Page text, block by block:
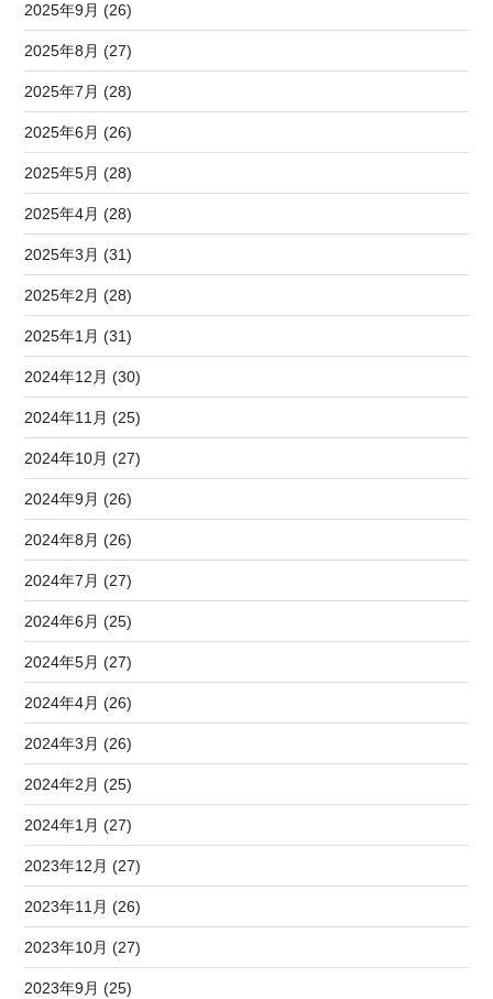
2025年9月 (26)
2025年8月 (27)
2025年7月 (28)
2025年6月 (26)
2025年5月 (28)
2025年4月 (28)
2025年3月 (31)
2025年2月 (28)
2025年1月 (31)
2024年12月 (30)
2024年11月 (25)
2024年10月 (27)
2024年9月 (26)
2024年8月 (26)
2024年7月 (27)
2024年6月 (25)
2024年5月 (27)
2024年4月 (26)
2024年3月 (26)
2024年2月 (25)
2024年1月 (27)
2023年12月 (27)
2023年11月 (26)
2023年10月 (27)
2023年9月 (25)